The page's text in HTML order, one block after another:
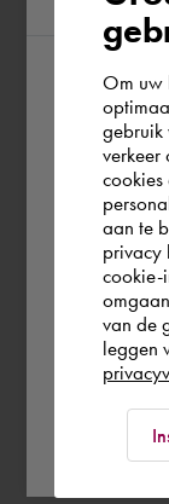
the
you wish
Rest
Om uw
gebruik
verkeer
cookies
aan te
privacy
cookie-
van de
leggen